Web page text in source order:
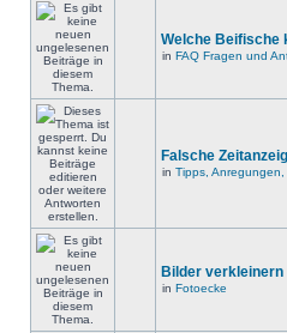
Welche Beifische
in FAQ Fragen und
Falsche
in Tipps,
Bilder verkleinern
in Fotoecke